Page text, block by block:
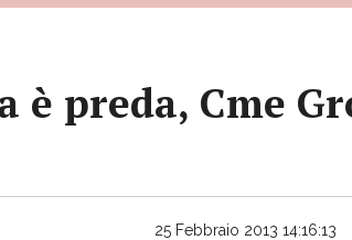
è preda, Cme
25 Febbraio 2013 14:16:13